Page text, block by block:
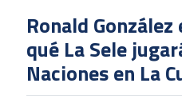
Ronald
qué La Sele
Naciones en La